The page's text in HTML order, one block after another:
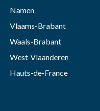
Namen
Vlaams-Brabant
Waals-Brabant
West-Vlaanderen
Hauts-de-France